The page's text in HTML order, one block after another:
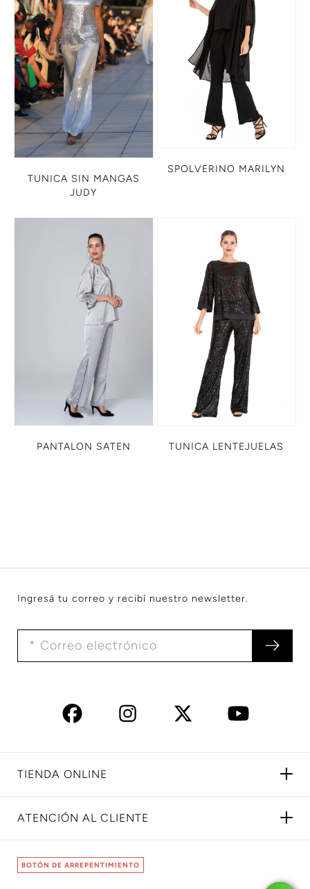
TUNICA SIN MANGAS
JUDY
SPOLVERINO MARILYN
PANTALON SATEN TUNICA LENTEJUELAS
Ingresá tu correo y recibí nuestro newsletter.
TIENDA ONLINE
ATENCIÓN AL CLIENTE
BOTÓN DE ARREPENTIMIENTO